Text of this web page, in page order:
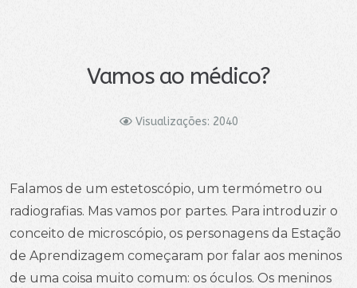
Vamos ao médico?
Visualizações: 2040
Falamos de um estetoscópio, um termómetro ou
radiografias. Mas vamos por partes. Para introduzir o
conceito de microscópio, os personagens da Estação
de Aprendizagem começaram por falar aos meninos
de uma coisa muito comum: os óculos. Os meninos